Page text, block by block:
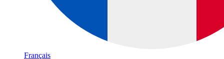
Français